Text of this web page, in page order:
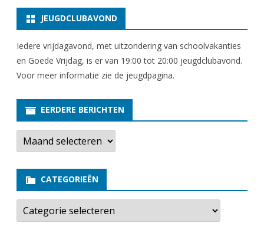
JEUGDCLUBAVOND
Iedere vrijdagavond, met uitzondering van schoolvakanties
en Goede Vrijdag, is er van 19:00 tot 20:00 jeugdclubavond.
Voor meer informatie zie de jeugdpagina.
EERDERE BERICHTEN
E
r
e
e
b
r
CATEGORIEËN
C
t